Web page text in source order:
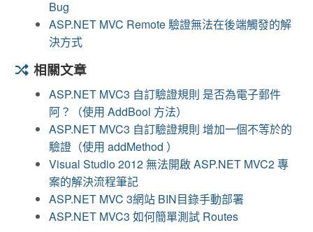
Bug
ASP.NET MVC Remote 驗證無法在後端觸發的解
決方式
相關文章
ASP.NET MVC3 自訂驗證規則 是否為電子郵件
阿？（使用 AddBool 方法）
ASP.NET MVC3 自訂驗證規則 增加一個不等於的
驗證（使用 addMethod ）
Visual Studio 2012 無法開啟 ASP.NET MVC2 專
案的解決流程筆記
ASP.NET MVC 3網站 BIN目錄手動部署
ASP.NET MVC3 如何簡單測試 Routes